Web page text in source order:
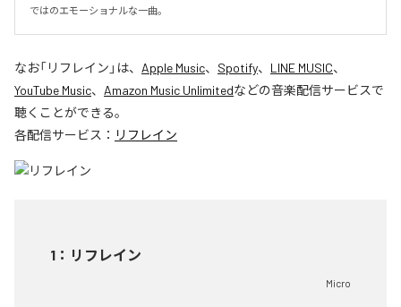
ではのエモーショナルな一曲。
なお「リフレイン 」は、 Apple Music、 Spotify、 LINE MUSIC、
YouTube Music、 Amazon Music Unlimitedなどの音楽配信サービスで
聴くことができる。
各配信サービス： リフレイン
1 ： リフレイン
Micro